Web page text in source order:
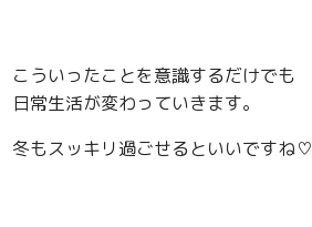
こういったことを意識するだけでも
日常生活が変わっていきます。
冬もスッキリ過ごせるといいですね♡